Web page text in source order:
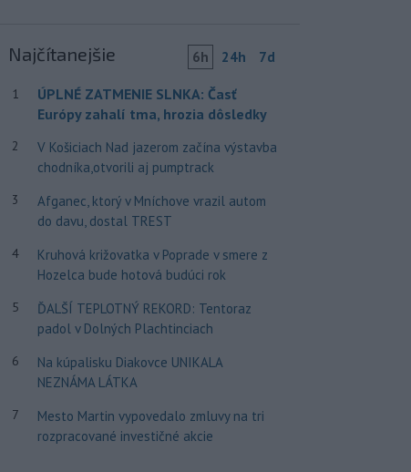
Najčítanejšie 6h 24h 7d
1
ÚPLNÉ ZATMENIE SLNKA: Časť
Európy zahalí tma, hrozia dôsledky
2
V Košiciach Nad jazerom začína výstavba
chodníka,otvorili aj pumptrack
3
Afganec, ktorý v Mníchove vrazil autom
do davu, dostal TREST
4
Kruhová križovatka v Poprade v smere z
Hozelca bude hotová budúci rok
5
ĎALŠÍ TEPLOTNÝ REKORD: Tentoraz
padol v Dolných Plachtinciach
6
Na kúpalisku Diakovce UNIKALA
NEZNÁMA LÁTKA
7
Mesto Martin vypovedalo zmluvy na tri
rozpracované investičné akcie